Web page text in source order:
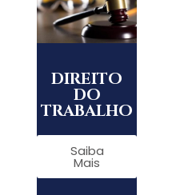
DIREITO
DO
TRABALHO​
Saiba
Mais